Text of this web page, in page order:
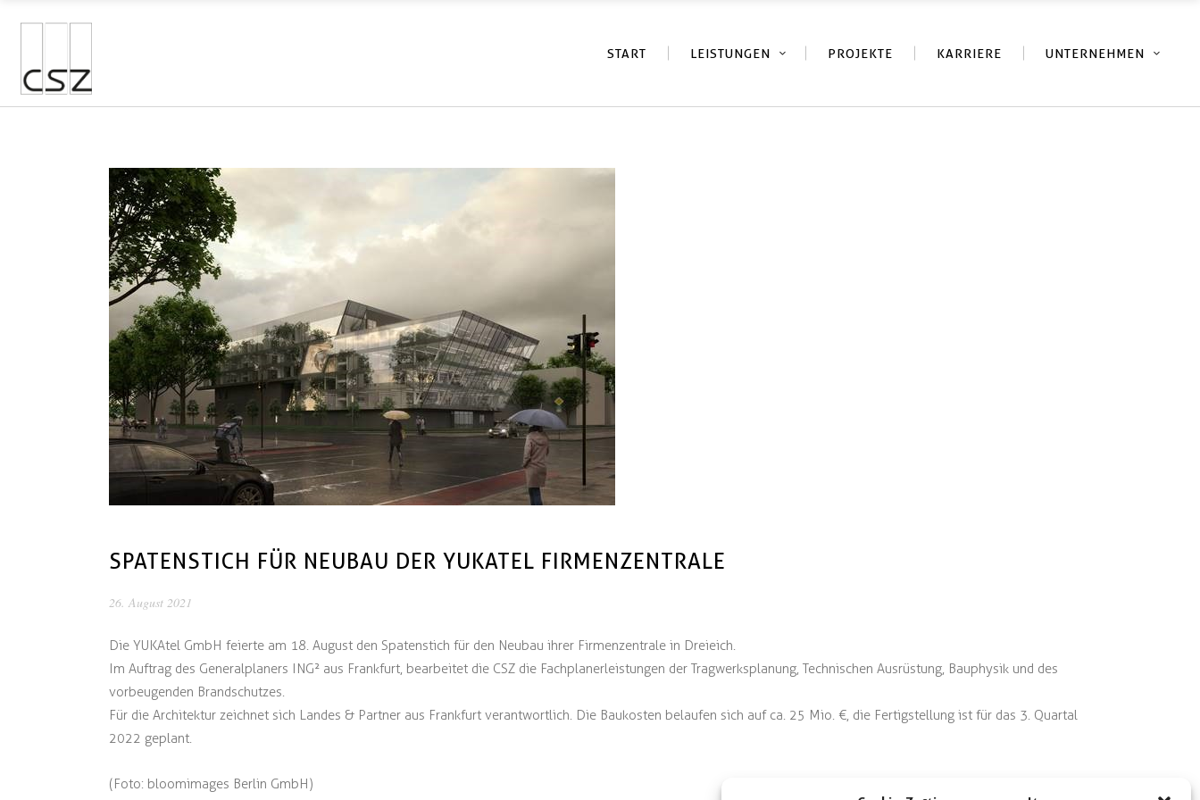
START LEISTUNGEN PROJEKTE KARRIERE UNTERNEHMEN
SPATENSTICH FÜR NEUBAU DER YUKATEL FIRMENZENTRALE
26. August 2021
Die YUKAtel GmbH feierte am 18. August den Spatenstich für den Neubau ihrer Firmenzentrale in Dreieich.
Im Auftrag des Generalplaners ING² aus Frankfurt, bearbeitet die CSZ die Fachplanerleistungen der Tragwerksplanung, Technischen Ausrüstung, Bauphysik und des
vorbeugenden Brandschutzes.
Für die Architektur zeichnet sich Landes & Partner aus Frankfurt verantwortlich. Die Baukosten belaufen sich auf ca. 25 Mio. €, die Fertigstellung ist für das 3. Quartal
2022 geplant.
(Foto: bloomimages Berlin GmbH)